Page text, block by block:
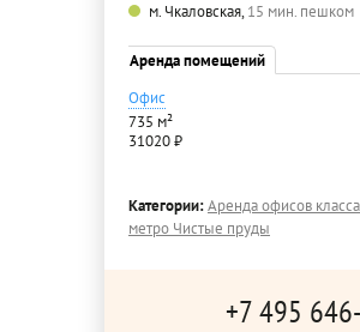
м. Чкаловская,15 мин. пешком
Аренда помещений
Офис
735 м²
31020 ₽
Категории:Аренда офисов
метро Чистые пруды
+7 495